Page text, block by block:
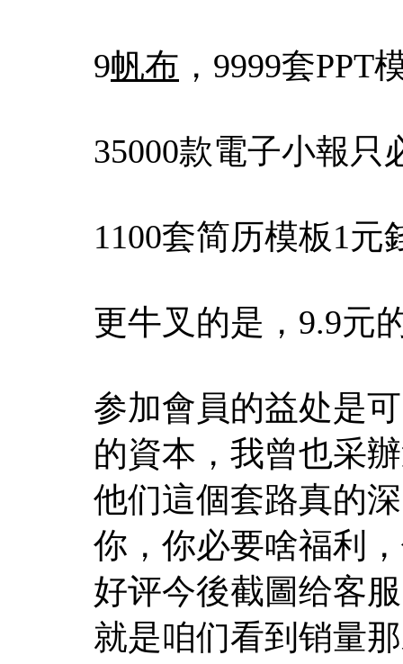
9帆布 ，9999套
35000款電子小報只
1100套简历模板1元
更牛叉的是，9.9元
参加會員的益处是
的資本，我曾也采
他们這個套路真的
你，你必要啥福利
好评今後截圖给客
就是咱们看到销量